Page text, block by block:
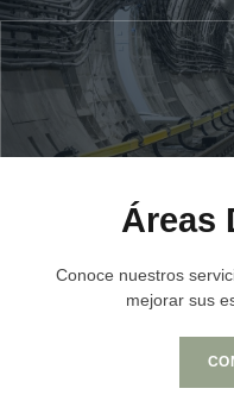
Áreas
Conoce nuestros
mejorar sus